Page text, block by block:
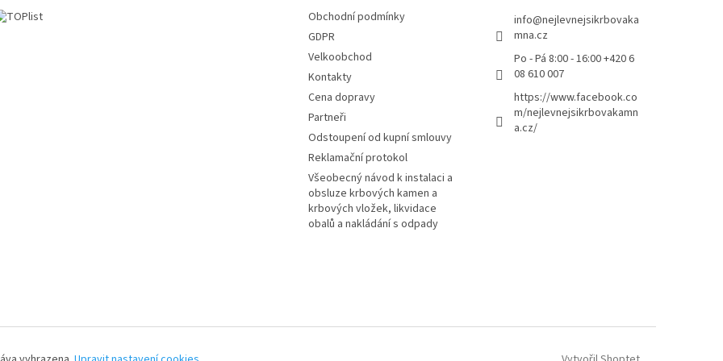
Obchodní podmínky
GDPR
Velkoobchod
Kontakty
Cena dopravy
Partneři
Odstoupení od kupní smlouvy
Reklamační protokol
Všeobecný návod k instalaci a
obsluze krbových kamen a
krbových vložek, likvidace
obalů a nakládání s odpady
info@nejlevnejsikrbovaka
mna.cz
Po - Pá 8:00 - 16:00 +420 6
08 610 007
https://www.facebook.co
m/nejlevnejsikrbovakamn
a.cz/